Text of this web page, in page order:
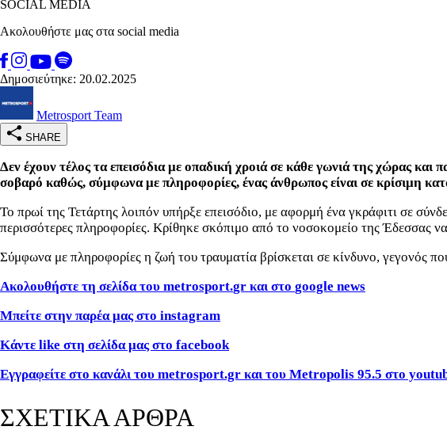
SOCIAL MEDIA
Ακολουθήστε μας στα social media
Δημοσιεύτηκε: 20.02.2025
Metrosport Team
SHARE
Δεν έχουν τέλος τα επεισόδια με οπαδική χροιά σε κάθε γωνιά της χώρας
σοβαρό καθώς, σύμφωνα με πληροφορίες, ένας άνθρωπος είναι σε κρίσιμη
Το πρωί της Τετάρτης λοιπόν υπήρξε επεισόδιο, με αφορμή ένα γκράφιτι σε
περισσότερες πληροφορίες. Κρίθηκε σκόπιμο από το νοσοκομείο της Έδεσσας
Σύμφωνα με πληροφορίες η ζωή του τραυματία βρίσκεται σε κίνδυνο, γεγονός
Ακολουθήστε τη σελίδα του metrosport.gr και στο google news
Μπείτε στην παρέα μας στο instagram
Κάντε like στη σελίδα μας στο facebook
Εγγραφείτε στο κανάλι του metrosport.gr και του Metropolis 95.5 στο
ΣΧΕΤΙΚΑ ΑΡΘΡΑ